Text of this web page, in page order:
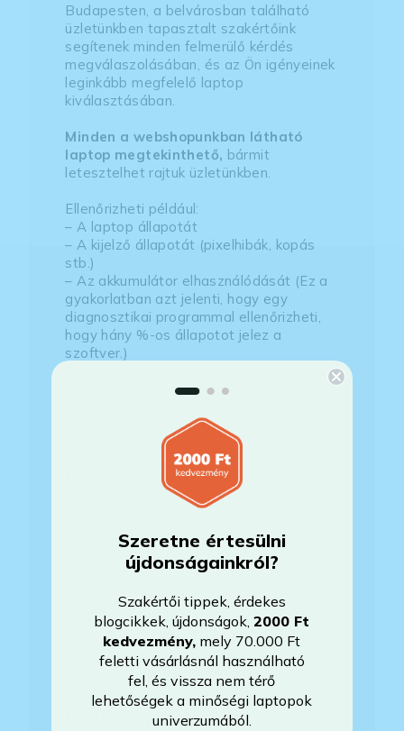
Budapesten, a belvárosban található
üzletünkben tapasztalt szakértőink
segítenek minden felmerülő kérdés
megválaszolásában, és az Ön igényeinek
leginkább megfelelő laptop
kiválasztásában.
Minden a webshopunkban látható
laptop megtekinthető, bármit
letesztelhet rajtuk üzletünkben.
Ellenőrizheti például:
– A laptop állapotát
– A kijelző állapotát (pixelhibák, kopás
stb.)
– Az akkumulátor elhasználódását (Ez a
gyakorlatban azt jelenti, hogy egy
diagnosztikai programmal ellenőrizheti,
hogy hány %-os állapotot jelez a
szoftver.)
természetesen meg fog egyezni az
Megtekinthetőek-e személyesen a
Megvan még a készülék?
Mennyit használták a laptopot?
Az Önök által értékesített gépek
felújítottak?
Szeretne értesülni
újdonságainkról?
Szakértői tippek, érdekes
blogcikkek, újdonságok,2000 Ft
kedvezmény, mely 70.000 Ft
feletti vásárlásnál használható
fel, és vissza nem térő
lehetőségek a minőségi laptopok
univerzumából.